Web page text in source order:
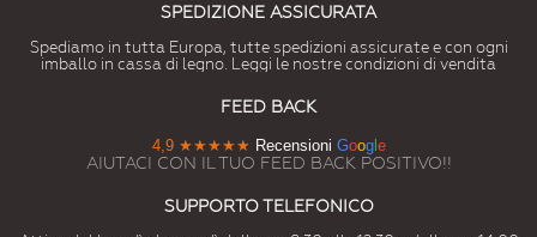
SPEDIZIONE ASSICURATA
Spediamo in tutta Europa, tutte spedizioni assicurate e con ogni
imballo in cassa di legno. Leggi le nostre condizioni di vendita
FEED BACK
4,9 ★★★★★ Recensioni Googl e
AIUTACI CON IL TUO FEED BACK POSITIVO!!
SUPPORTO TELEFONICO